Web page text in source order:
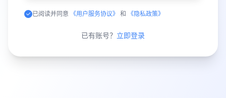
已阅读并同意 《用户服务协议》 和 《隐私政策》
已有账号？ 立即登录